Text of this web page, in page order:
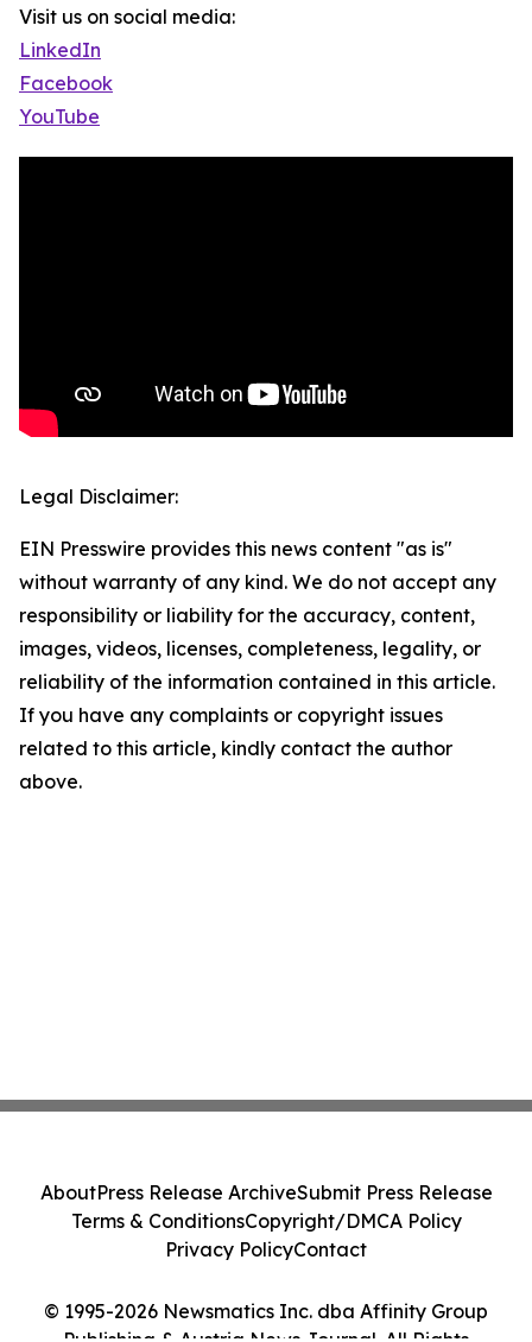
Visit us on social media:
LinkedIn
Facebook
YouTube
Legal Disclaimer:
EIN Presswire provides this news content "as is"
without warranty of any kind. We do not accept any
responsibility or liability for the accuracy, content,
images, videos, licenses, completeness, legality, or
reliability of the information contained in this article.
If you have any complaints or copyright issues
related to this article, kindly contact the author
above.
© 1995-2026 Newsmatics Inc. dba Affinity Group
AboutPress Release ArchiveSubmit Press Release
Terms & ConditionsCopyright/DMCA Policy
Privacy PolicyContact